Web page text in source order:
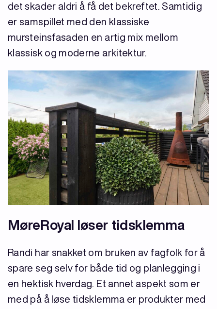
det skader aldri å få det bekreftet. Samtidig
er samspillet med den klassiske
mursteinsfasaden en artig mix mellom
klassisk og moderne arkitektur.
MøreRoyal løser tidsklemma
Randi har snakket om bruken av fagfolk for å
spare seg selv for både tid og planlegging i
en hektisk hverdag. Et annet aspekt som er
med på å løse tidsklemma er produkter med